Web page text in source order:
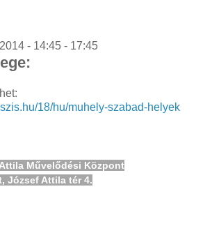
- 14:45 - 17:45
18/hu/muhely-szabad-helyek
Művelődési Központ
József Attila tér 4.